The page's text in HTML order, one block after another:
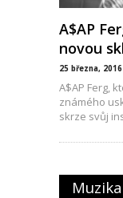
A$AP
novou
25 března,
A$AP Ferg,
známého
skrze svůj
Muzika